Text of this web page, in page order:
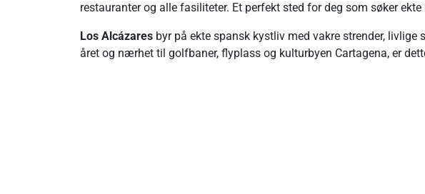
restauranter og alle fasiliteter. Et perfekt sted for deg som søker
Los Alcázares byr på ekte spansk kystliv med vakre strender,
året og nærhet til golfbaner, flyplass og kulturbyen Cartagena, er